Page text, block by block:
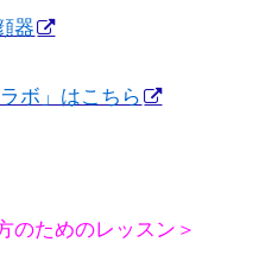
器
ボ」はこちら
のためのレッスン＞